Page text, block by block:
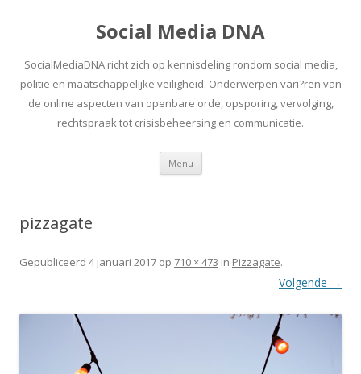
Social Media DNA
SocialMediaDNA richt zich op kennisdeling rondom social media,
politie en maatschappelijke veiligheid. Onderwerpen vari?ren van
de online aspecten van openbare orde, opsporing, vervolging,
rechtspraak tot crisisbeheersing en communicatie.
Menu Spring
inhoud
pizzagate
Gepubliceerd 4 januari 2017 op 710 × 473 in Pizzagate.
Volgende →